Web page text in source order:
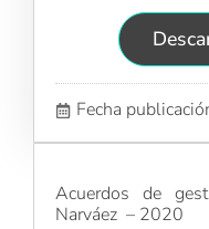
Fecha
Acuerdos de
Narváez – 2020